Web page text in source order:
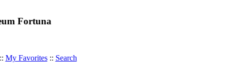
Fortuna
My Favorites:: Search